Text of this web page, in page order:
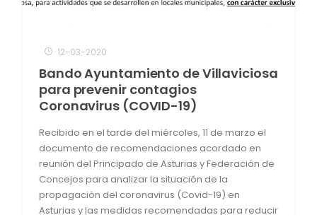
12-03-2020
Bando Ayuntamiento de Villaviciosa
para prevenir contagios
Coronavirus (COVID-19)
Recibido en el tarde del miércoles, 11 de marzo el
documento de recomendaciones acordado en
reunión del Principado de Asturias y Federación de
Concejos para analizar la situación de la
propagación del coronavirus (Covid-19) en
Asturias y las medidas recomendadas para reducir